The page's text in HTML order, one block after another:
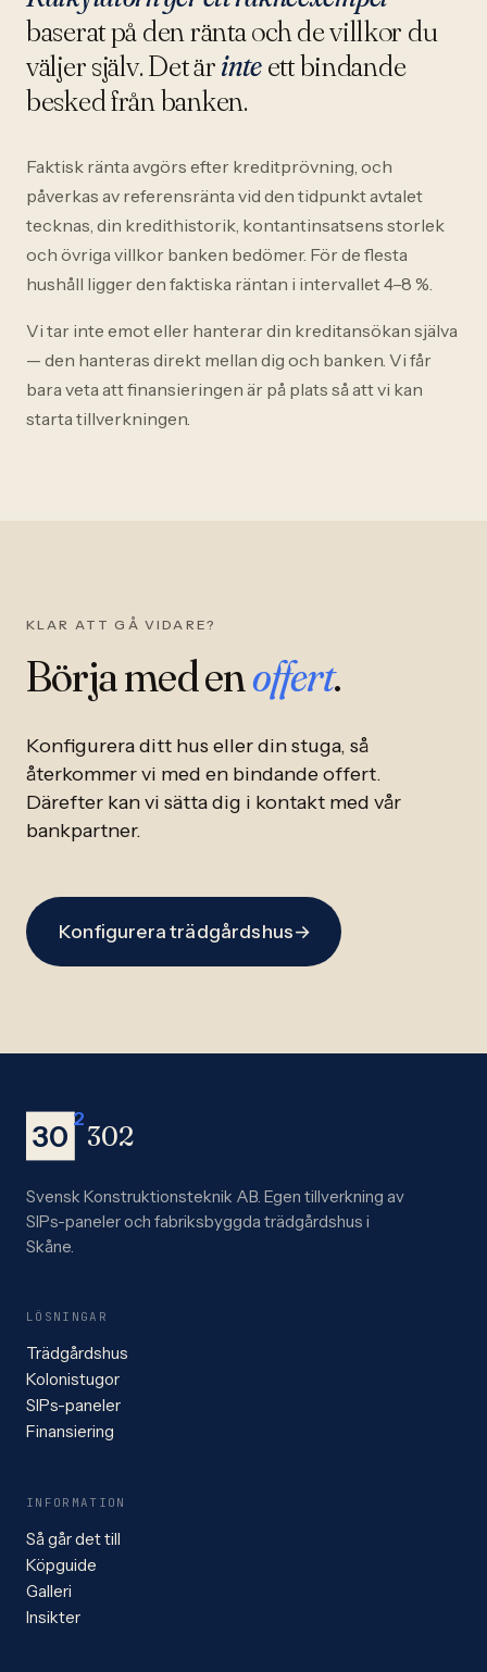
baserat på den ränta och de villkor du
väljer själv. Det ärinteett bindande
besked från banken.
Faktisk ränta avgörs efter kreditprövning, och
påverkas av referensränta vid den tidpunkt avtalet
tecknas, din kredithistorik, kontantinsatsens storlek
och övriga villkor banken bedömer. För de flesta
hushåll ligger den faktiska räntan i intervallet 4–8 %.
Vi tar inte emot eller hanterar din kreditansökan själva
— den hanteras direkt mellan dig och banken. Vi får
bara veta att finansieringen är på plats så att vi kan
starta tillverkningen.
KLAR ATT GÅ VIDARE?
Börja med enoffert.
Konfigurera ditt hus eller din stuga, så
återkommer vi med en bindande offert.
Därefter kan vi sätta dig i kontakt med vår
bankpartner.
Konfigurera trädgårdshus→
30
2
302
Svensk Konstruktionsteknik AB. Egen tillverkning av
SIPs-paneler och fabriksbyggda trädgårdshus i
Skåne.
LÖSNINGAR
Trädgårdshus
Kolonistugor
SIPs-paneler
Finansiering
INFORMATION
Så går det till
Köpguide
Galleri
Insikter